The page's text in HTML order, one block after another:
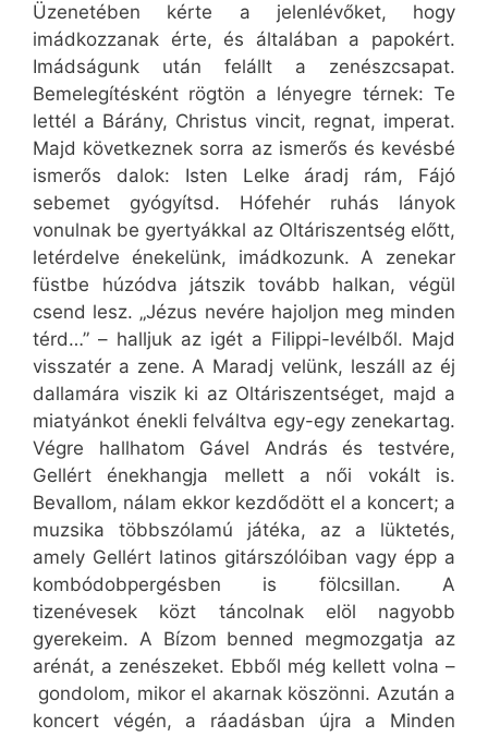
Üzenetében kérte a jelenlévőket, hogy
imádkozzanak érte, és általában a papokért.
Imádságunk után felállt a zenészcsapat.
Bemelegítésként rögtön a lényegre térnek: Te
lettél a Bárány, Christus vincit, regnat, imperat.
Majd következnek sorra az ismerős és kevésbé
ismerős dalok: Isten Lelke áradj rám, Fájó
sebemet gyógyítsd. Hófehér ruhás lányok
vonulnak be gyertyákkal az Oltáriszentség előtt,
letérdelve énekelünk, imádkozunk. A zenekar
füstbe húzódva játszik tovább halkan, végül
csend lesz. „Jézus nevére hajoljon meg minden
térd…” – halljuk az igét a Filippi-levélből. Majd
visszatér a zene. A Maradj velünk, leszáll az éj
dallamára viszik ki az Oltáriszentséget, majd a
miatyánkot énekli felváltva egy-egy zenekartag.
Végre hallhatom Gável András és testvére,
Gellért énekhangja mellett a női vokált is.
Bevallom, nálam ekkor kezdődött el a koncert; a
muzsika többszólamú játéka, az a lüktetés,
amely Gellért latinos gitárszólóiban vagy épp a
kombódobpergésben is fölcsillan. A
tizenévesek közt táncolnak elöl nagyobb
gyerekeim. A Bízom benned megmozgatja az
arénát, a zenészeket. Ebből még kellett volna –
gondolom, mikor el akarnak köszönni. Azután a
koncert végén, a ráadásban újra a Minden